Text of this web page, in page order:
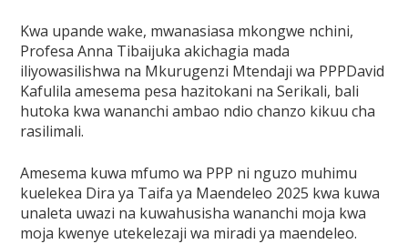
Kwa upande wake, mwanasiasa mkongwe nchini,
Profesa Anna Tibaijuka akichagia mada
iliyowasilishwa na Mkurugenzi Mtendaji wa PPPDavid
Kafulila amesema pesa hazitokani na Serikali, bali
hutoka kwa wananchi ambao ndio chanzo kikuu cha
rasilimali.
Amesema kuwa mfumo wa PPP ni nguzo muhimu
kuelekea Dira ya Taifa ya Maendeleo 2025 kwa kuwa
unaleta uwazi na kuwahusisha wananchi moja kwa
moja kwenye utekelezaji wa miradi ya maendeleo.